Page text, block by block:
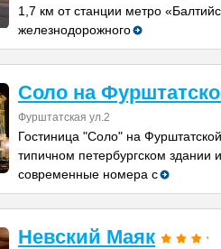
1,7 км от станции метро
железнодорожного
Соло на
Фурштатская ул.2
Гостиница "Соло" на
типичном петербургском здании
современные номера с
Невский Маяк